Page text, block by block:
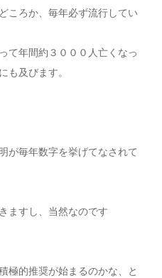
ころか、毎年必ず流行してい
て年間約３０００人亡くなっ
も及びます。
が毎年数字を挙げてなされて
ますし、当然なのです
極的推奨が始まるのかな、と